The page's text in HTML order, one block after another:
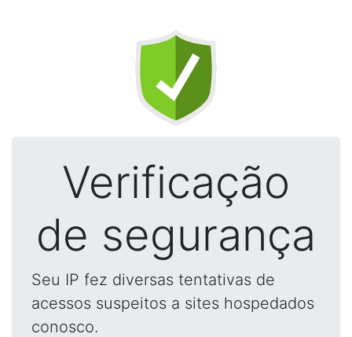
Verificação
de segurança
Seu IP fez diversas tentativas de
acessos suspeitos a sites hospedados
conosco.